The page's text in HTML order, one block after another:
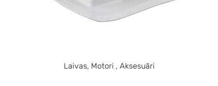
Laivas, Motori , Aksesuāri